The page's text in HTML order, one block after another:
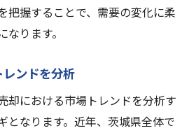
把握することで、需要の変化に柔
ります。
ンドを分析
却における市場トレンドを分析す
となります。近年、茨城県全体で